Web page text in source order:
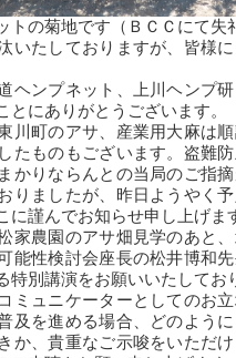
トの菊地です（ＢＣＣにて失
いたしておりますが、皆様
ヘンプネット、上川ヘンプ
とにありがとうございます。
川町のアサ、産業用大麻は
たものもございます。盗難
かりならんとの当局のご指
りましたが、昨日ようやく
に謹んでお知らせ申し上げま
家農園のアサ畑見学のあと
能性検討会座長の松井博和
特別講演をお願いいたしてお
ミュニケーターとしてのお
及を進める場合、どのよう
か、貴重なご示唆をいただ